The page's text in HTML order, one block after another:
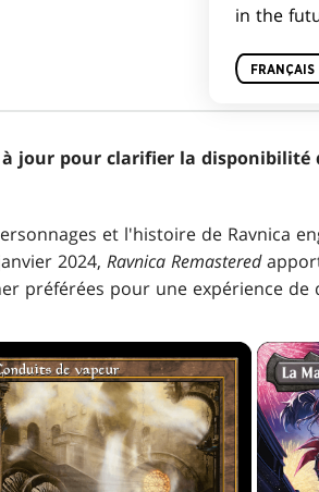
jour pour clarifier la disponibilité
et l'histoire de Ravnica
2024, Ravnica Remastered
préférées pour une expérience
in the
FRANÇAIS